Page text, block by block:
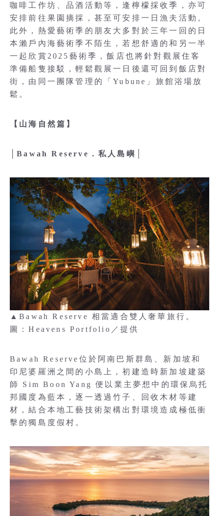
咖啡工作坊、品酒活動等，逢檸檬採收季，亦可
安排前往果園摘採，甚至可安排一日漁夫活動。
此外，熱愛藝術季的朋友大多對於三年一回的日
本瀨戶內海藝術季不陌生，若想舒適的和另一半
一起欣賞2025藝術季，飯店也將針對觀展住客
準備船隻接駁，輕鬆觀展一日後還可回到飯店對
街，由同一團隊管理的「Yubune」旅館浴場放
鬆。
【山海自然篇】
│Bawah Reserve．私人島嶼│
▲Bawah Reserve 相當適合雙人奢華旅行。
圖：Heavens Portfolio／提供
Bawah Reserve位於阿南巴斯群島、新加坡和
印尼婆羅洲之間的小島上，初建造時新加坡建築
師 Sim Boon Yang 便以業主夢想中的環保烏托
邦國度為藍本，逐一透過竹子、回收木材等建
材，結合本地工藝技術架構出對環境造成極低衝
擊的獨島度假村。